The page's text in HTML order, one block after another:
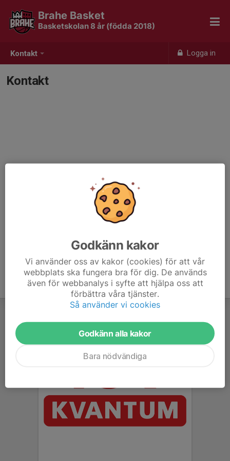
Kontakt Logga in
Brahe Basket
Basketskolan 8 år (födda 2018)
Kontakt
Godkänn kakor
Vi använder oss av kakor (cookies) för att vår
webbplats ska fungera bra för dig. De används
även för webbanalys i syfte att hjälpa oss att
förbättra våra tjänster.
Så använder vi cookies
Godkänn alla kakor
Bara nödvändiga